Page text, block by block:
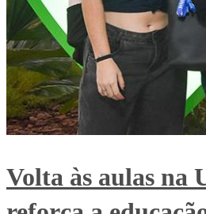
Volta às aulas na